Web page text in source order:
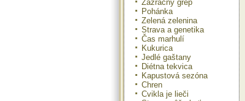
Zázračný grep
Pohánka
Zelená zelenina
Strava a genetika
Čas marhulí
Kukurica
Jedlé gaštany
Diétna tekvica
Kapustová sezóna
Chren
Cvikla je lieči